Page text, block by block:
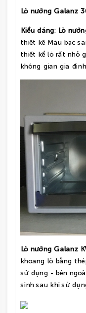
Lò nướng Galanz
Kiểu dáng: Lò
thiết kế Màu bạc
thiết kể lò rất nhỏ
không gian gia
Lò nướng Galanz
khoang lò bằng
sử dụng - bên
sinh sau khi sử